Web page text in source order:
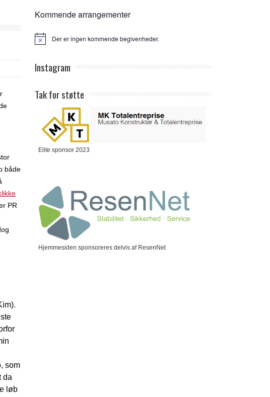
både
PR
som
da
løb
Kommende arrangementer
Notice Der er ingen kommende begivenheder.
Instagram
Tak for støtte
Elite sponsor 2023
Hjemmesiden sponsoreres delvis af ResenNet